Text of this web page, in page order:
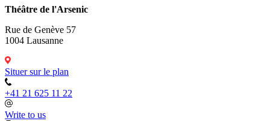
Théâtre de l'Arsenic
Rue de Genève 57
1004 Lausanne
Situer sur le plan
+41 21 625 11 22
Write to us